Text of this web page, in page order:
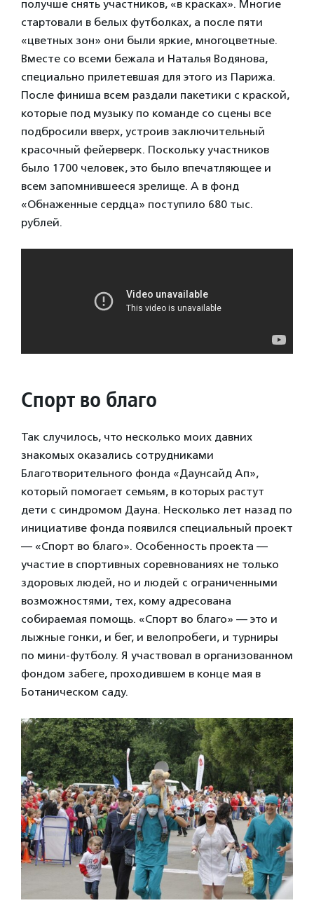
получше снять участников, «в красках». Многие
стартовали в белых футболках, а после пяти
«цветных зон» они были яркие, многоцветные.
Вместе со всеми бежала и Наталья Водянова,
специально прилетевшая для этого из Парижа.
После финиша всем раздали пакетики с краской,
которые под музыку по команде со сцены все
подбросили вверх, устроив заключительный
красочный фейерверк. Поскольку участников
было 1700 человек, это было впечатляющее и
всем запомнившееся зрелище. А в фонд
«Обнаженные сердца» поступило 680 тыс.
рублей.
Спорт во благо
Так случилось, что несколько моих давних
знакомых оказались сотрудниками
Благотворительного фонда «Даунсайд Ап»,
который помогает семьям, в которых растут
дети с синдромом Дауна. Несколько лет назад по
инициативе фонда появился специальный проект
— «Спорт во благо». Особенность проекта —
участие в спортивных соревнованиях не только
здоровых людей, но и людей с ограниченными
возможностями, тех, кому адресована
собираемая помощь. «Спорт во благо» — это и
лыжные гонки, и бег, и велопробеги, и турниры
по мини-футболу. Я участвовал в организованном
фондом забеге, проходившем в конце мая в
Ботаническом саду.